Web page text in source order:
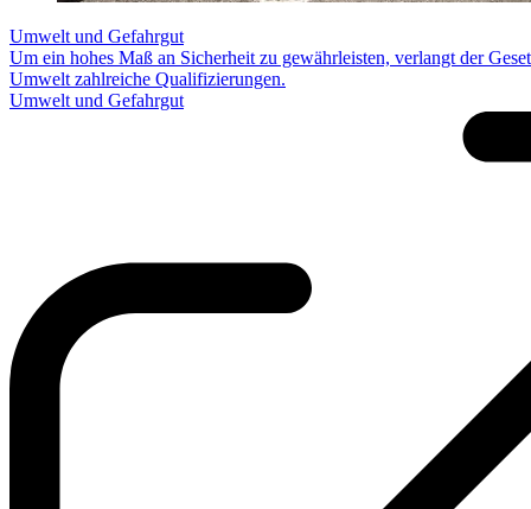
Umwelt und Gefahrgut
Um ein hohes Maß an Sicherheit zu gewährleisten, verlangt der
Umwelt zahlreiche Qualifizierungen.
Umwelt und Gefahrgut